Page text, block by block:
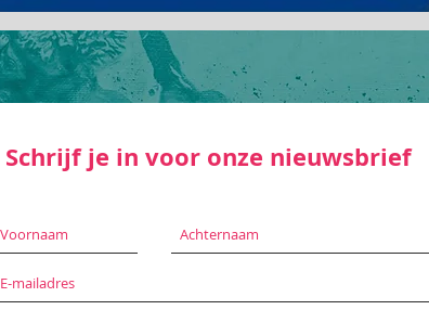
Schrijf je in voor onze nieuwsbrief